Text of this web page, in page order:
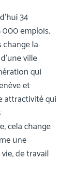
34
000 emplois.
change la
ville
qui
et
attractivité qui
cela change
une
de travail